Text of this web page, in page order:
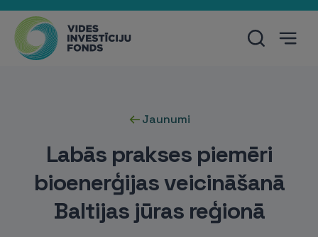
Jaunumi
Labās prakses piemēri
bioenerģijas veicināšanā
Baltijas jūras reģionā